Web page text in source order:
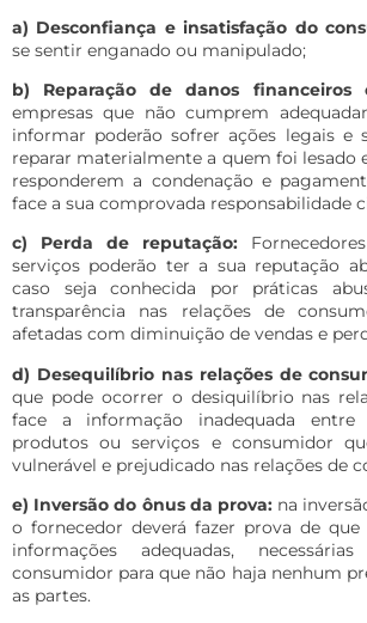
a) Desconfiança e insatisfação do
se sentir enganado ou manipulado;
b) Reparação de danos financeiros
empresas que não cumprem
informar poderão sofrer ações legais e
reparar materialmente a quem foi lesado
responderem a condenação e
face a sua comprovada responsabilidade
c) Perda de reputação:
serviços poderão ter a sua reputação
caso seja conhecida por práticas
transparência nas relações de
afetadas com diminuição de vendas e
d) Desequilíbrio nas relações de
que pode ocorrer o desiquilíbrio nas
face a informação inadequada
produtos ou serviços e consumidor
vulnerável e prejudicado nas relações de
e) Inversão do ônus da prova:na
o fornecedor deverá fazer prova de
informações adequadas,
consumidor para que não haja nenhum
as partes.